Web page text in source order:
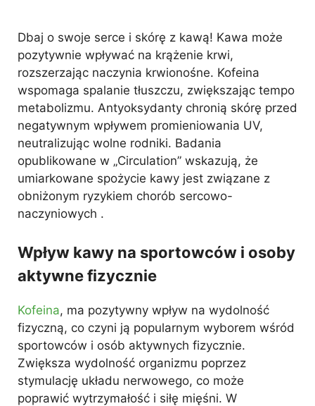
Dbaj o swoje serce i skórę z kawą! Kawa może
pozytywnie wpływać na krążenie krwi,
rozszerzając naczynia krwionośne. Kofeina
wspomaga spalanie tłuszczu, zwiększając tempo
metabolizmu. Antyoksydanty chronią skórę przed
negatywnym wpływem promieniowania UV,
neutralizując wolne rodniki. Badania
opublikowane w „Circulation” wskazują, że
umiarkowane spożycie kawy jest związane z
obniżonym ryzykiem chorób sercowo-
naczyniowych .
Wpływ kawy na sportowców i osoby
aktywne fizycznie
Kofeina, ma pozytywny wpływ na wydolność
fizyczną, co czyni ją popularnym wyborem wśród
sportowców i osób aktywnych fizycznie.
Zwiększa wydolność organizmu poprzez
stymulację układu nerwowego, co może
poprawić wytrzymałość i siłę mięśni. W